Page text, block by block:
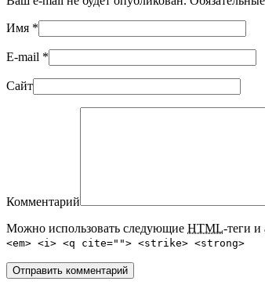
Имя *
E-mail *
Сайт
Комментарий
Можно использовать следующие HTML-теги и
<em> <i> <q cite=""> <strike> <strong>